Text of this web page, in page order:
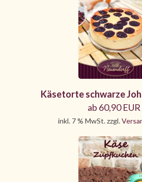
Käsetorte schwarze
ab 60,90 EUR
inkl. 7 % MwSt. zzgl.